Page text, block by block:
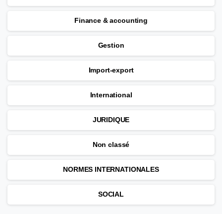
Finance & accounting
Gestion
Import-export
International
JURIDIQUE
Non classé
NORMES INTERNATIONALES
SOCIAL